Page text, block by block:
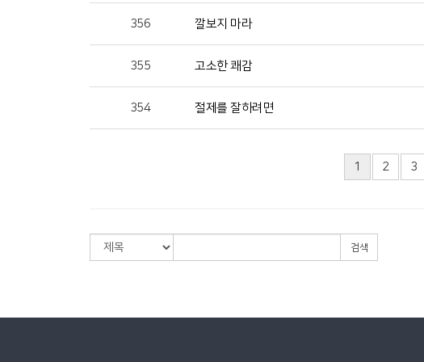
356 깔보지 마라
355 고소한 쾌감
354 절제를 잘하려면
1 2 3
검색